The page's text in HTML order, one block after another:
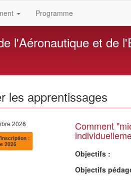
Programme
l'Aéronautique et de
les apprentissages
2026
:
2026
Comment
Objectifs :
Objectifs